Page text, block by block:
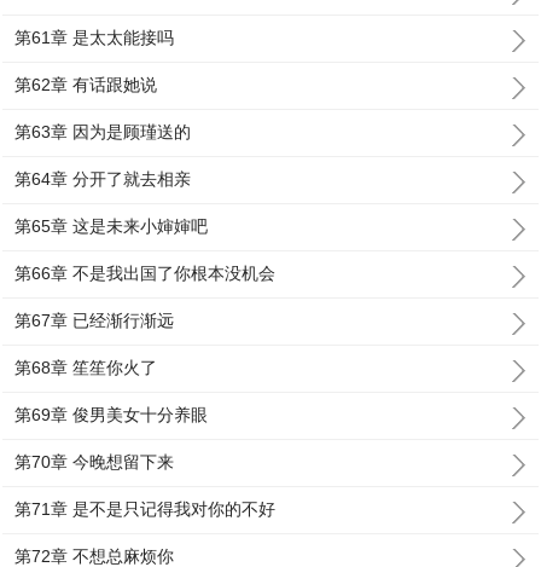
第61章 是太太能接吗
第62章 有话跟她说
第63章 因为是顾瑾送的
第64章 分开了就去相亲
第65章 这是未来小婶婶吧
第66章 不是我出国了你根本没机会
第67章 已经渐行渐远
第68章 笙笙你火了
第69章 俊男美女十分养眼
第70章 今晚想留下来
第71章 是不是只记得我对你的不好
第72章 不想总麻烦你